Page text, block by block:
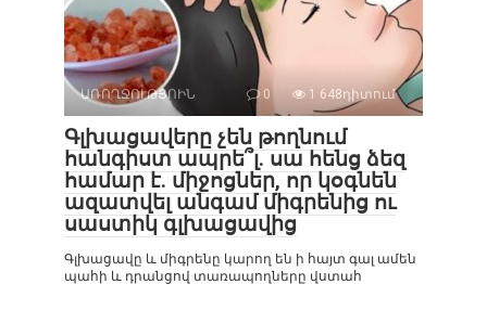
ԱՌՈՂՋՈՒԹՅՈԻՆ 0 1 648դիտում
Գլխացավերը չեն թողնում
հանգիստ ապրե՞լ. սա հենց ձեզ
համար է. միջոցներ, որ կօգնեն
ազատվել անգամ միգրենից ու
սաստիկ գլխացավից
Գլխացավը և միգրենը կարող են ի հայտ գալ ամեն
պահի և դրանցով տառապողները վստահ